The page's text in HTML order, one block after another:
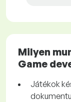
Milyen
Game
Játékok